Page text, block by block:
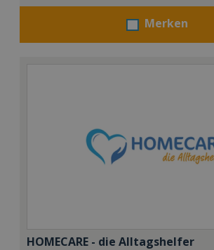
Merken
HOMECARE - die Alltagshelfer